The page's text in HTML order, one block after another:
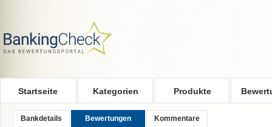
Startseite Kategorien Produkte
Bankdetails Bewertungen Kommentare